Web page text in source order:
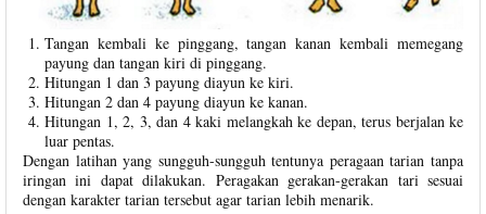
Tangan kembali ke pinggang, tangan kanan kembali memegang
payung dan tangan kiri di pinggang.
Hitungan 1 dan 3 payung diayun ke kiri.
Hitungan 2 dan 4 payung diayun ke kanan.
Hitungan 1, 2, 3, dan 4 kaki melangkah ke depan, terus berjalan ke
luar pentas.
Dengan latihan yang sungguh-sungguh tentunya peragaan tarian tanpa
iringan ini dapat dilakukan. Peragakan gerakan-gerakan tari sesuai
dengan karakter tarian tersebut agar tarian lebih menarik.